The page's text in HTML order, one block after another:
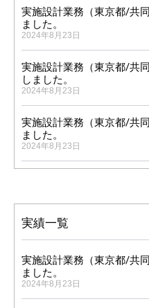
実施設計業務（東京都/共
ました。
2024年8月23日
実施設計業務（東京都/共
しました。
2024年8月23日
実施設計業務（東京都/共
ました。
2024年8月23日
実績一覧
実施設計業務（東京都/共
ました。
2024年8月23日